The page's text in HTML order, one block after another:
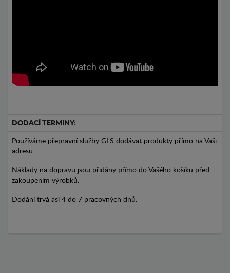
DODACÍ TERMINY:
Používáme přepravní služby GLS dodávat produkty přímo na Vaši
adresu.
Náklady na dopravu jsou přidány přímo do Vašého košíku před
zakoupením výrobků.
Dodání trvá asi 4 do 7 pracovných dnů.